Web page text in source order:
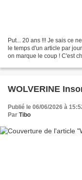
Put... 20 ans !!! Je sais ce
le temps d'un article par
on marque le coup ! C'est
WOLVERINE
Publié le 06/06/2026 à
Par Tibo